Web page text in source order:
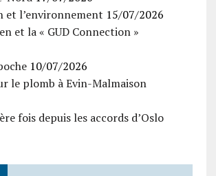
et l’environnement 15/07/2026
et la « GUD Connection »
10/07/2026
le plomb à Evin-Malmaison
fois depuis les accords d’Oslo